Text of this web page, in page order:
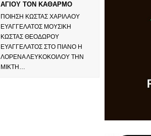
ΑΓΙΟΥ ΤΟΝ ΚΑΘΑΡΜΟ
ΠΟΙΗΣΗ ΚΩΣΤΑΣ ΧΑΡΙΛΑΟΥ
ΕΥΑΓΓΕΛΑΤΟΣ ΜΟΥΣΙΚΗ
ΚΩΣΤΑΣ ΘΕΟΔΩΡΟΥ
ΕΥΑΓΓΕΛΑΤΟΣ ΣΤΟ ΠΙΑΝΟ H
ΛΟΡΕΝΑ ΛΕΥΚΟΚΟΙΛΟΥ ΤΗΝ
ΜΙΚΤΗ…